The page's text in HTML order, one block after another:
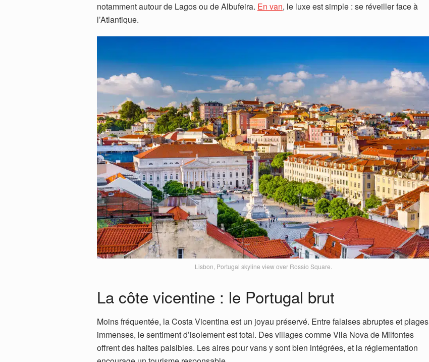
notamment autour de Lagos ou de Albufeira. En van, le luxe est simple : se réveiller face à
l’Atlantique.
Lisbon, Portugal skyline view over Rossio Square.
La côte vicentine : le Portugal brut
Moins fréquentée, la Costa Vicentina est un joyau préservé. Entre falaises abruptes et plages
immenses, le sentiment d’isolement est total. Des villages comme Vila Nova de Milfontes
offrent des haltes paisibles. Les aires pour vans y sont bien intégrées, et la réglementation